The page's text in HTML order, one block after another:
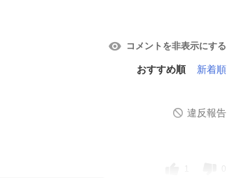
コメントを非表示にする
おすすめ順 新着順
違反報告
1